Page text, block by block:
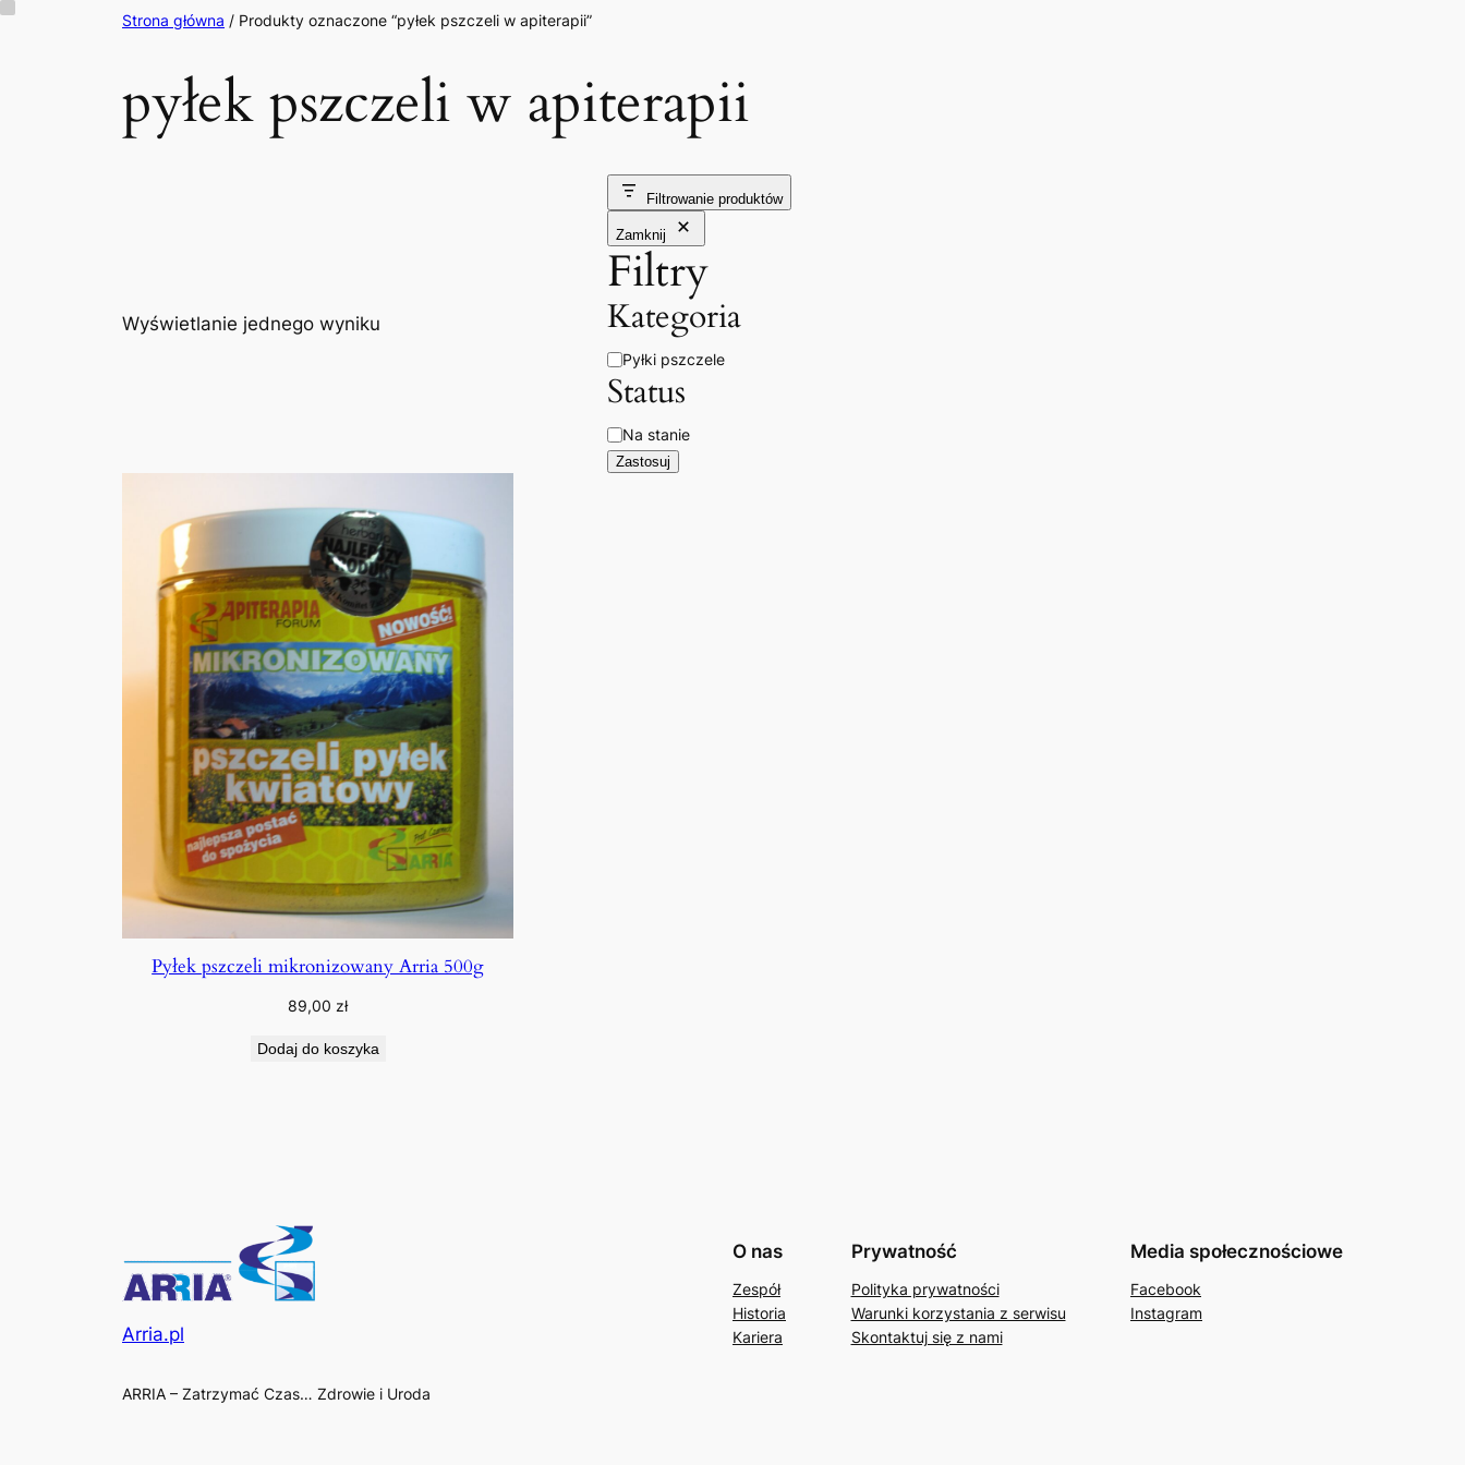
Przejdź
Strona główna / Produkty oznaczone “pyłek pszczeli w apiterapii”
pyłek pszczeli w apiterapii
Wyświetlanie jednego wyniku
Filtrowanie produktów
Zamknij
Filtry
Kategoria
Kategoria
Pyłki pszczele
Status
Dostępność
Na stanie
Zastosuj
Pyłek pszczeli mikronizowany Arria 500g
89,00 zł
Dodaj do koszyka
Arria.pl
ARRIA – Zatrzymać Czas… Zdrowie i Uroda
O nas
Zespół
Historia
Kariera
Prywatność
Polityka prywatności
Warunki korzystania z serwisu
Skontaktuj się z nami
Media społecznościowe
Facebook
Instagram